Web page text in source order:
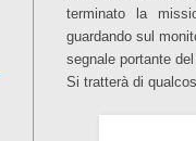
terminato la
guardando sul
segnale portante
Si tratterà di